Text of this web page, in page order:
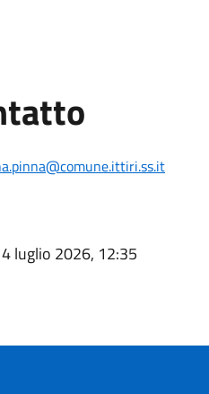
luglio 2026, 12:35